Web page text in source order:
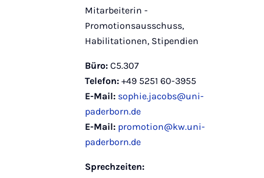
Mitarbeiterin -
Promotionsausschuss,
Habilitationen, Stipendien
Büro: C5.307
Telefon: +49 5251 60-3955
E-Mail: sophie.jacobs@uni-
paderborn.de
E-Mail: promotion@kw.uni-
paderborn.de
Sprechzeiten: